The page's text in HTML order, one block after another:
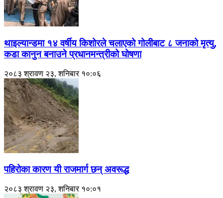
थाइल्यान्डमा १४ वर्षीय किशोरले चलाएको गोलीबाट ८ जनाको मृत्यु,
कडा कानुन बनाउने प्रधानमन्त्रीको घोषणा
२०८३ श्रावण २३, शनिबार १०:०६
पहिरोका कारण यी राजमार्ग छन् अवरूद्ध
२०८३ श्रावण २३, शनिबार १०:०१